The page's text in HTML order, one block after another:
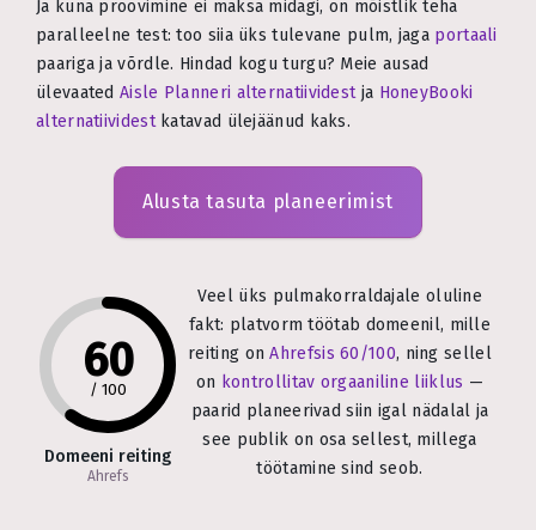
Ja kuna proovimine ei maksa midagi, on mõistlik teha
paralleelne test: too siia üks tulevane pulm, jaga portaali
paariga ja võrdle. Hindad kogu turgu? Meie ausad
ülevaated Aisle Planneri alternatiividestja HoneyBooki
alternatiividestkatavad ülejäänud kaks.
Alusta tasuta planeerimist
60
/ 100
Domeeni reiting
Ahrefs
Veel üks pulmakorraldajale oluline
fakt: platvorm töötab domeenil, mille
reiting onAhrefsis 60/100, ning sellel
on kontrollitav orgaaniline liiklus —
paarid planeerivad siin igal nädalal ja
see publik on osa sellest, millega
töötamine sind seob.